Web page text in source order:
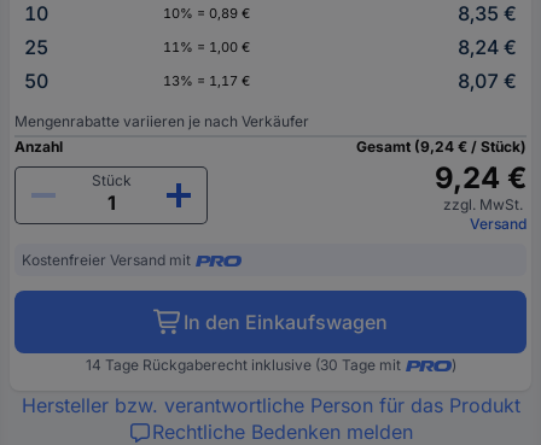
10
10% = 0,89 €
8,35 €
25
11% = 1,00 €
8,24 €
50
13% = 1,17 € 8,07 €
Mengenrabatte variieren je nach Verkäufer
Anzahl
Stück
Gesamt (9,24 € / Stück)
9,24 €
zzgl. MwSt.
Versand
Kostenfreier Versand mit
In den Einkaufswagen
14 Tage Rückgaberecht inklusive (30 Tage mit )
Hersteller bzw. verantwortliche Person für das Produkt
Rechtliche Bedenken melden